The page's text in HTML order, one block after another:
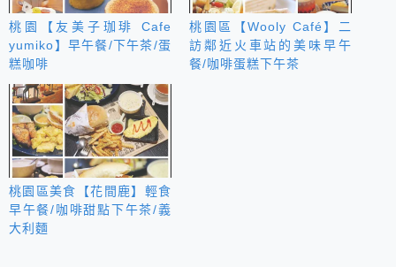
桃園【友美子珈琲 Cafe
yumiko】早午餐/下午茶/蛋
糕咖啡
桃園區【Wooly Café】二
訪鄰近火車站的美味早午
餐/咖啡蛋糕下午茶
桃園區美食【花間鹿】輕食
早午餐/咖啡甜點下午茶/義
大利麵